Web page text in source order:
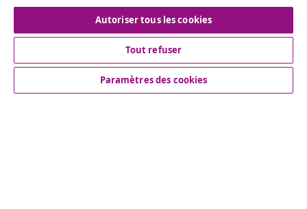
Service Clients
Autoriser tous les cookies
Tout refuser
Paramètres des cookies